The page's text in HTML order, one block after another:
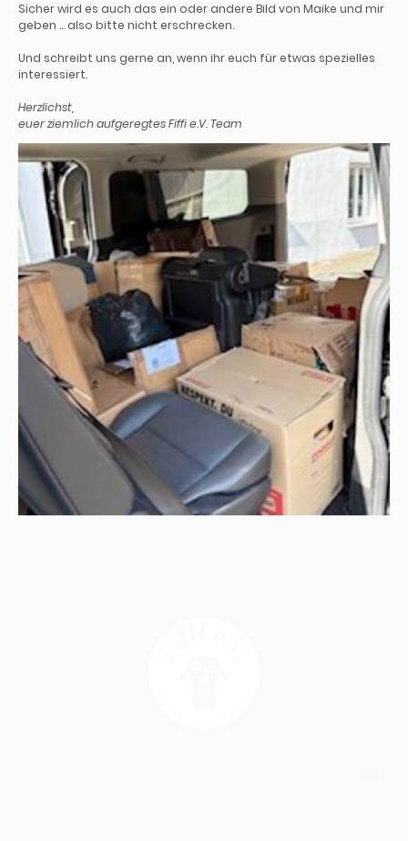
Sicher wird es auch das ein oder andere Bild von Maike und mir
geben ... also bitte nicht erschrecken.
Und schreibt uns gerne an, wenn ihr euch für etwas spezielles
interessiert.
Herzlichst,
euer ziemlich aufgeregtes Fiffi e.V. Team